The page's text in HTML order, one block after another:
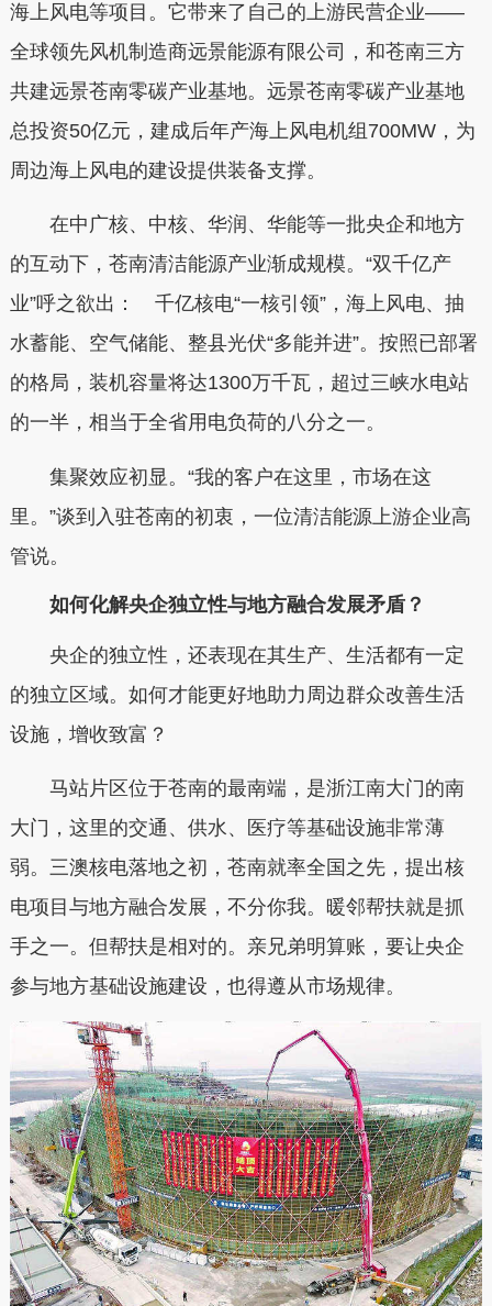
海上风电等项目。它带来了自己的上游民营企业——
全球领先风机制造商远景能源有限公司，和苍南三方
共建远景苍南零碳产业基地。远景苍南零碳产业基地
总投资50亿元，建成后年产海上风电机组700MW，为
周边海上风电的建设提供装备支撑。
在中广核、中核、华润、华能等一批央企和地方
的互动下，苍南清洁能源产业渐成规模。“双千亿产
业”呼之欲出： 千亿核电“一核引领”，海上风电、抽
水蓄能、空气储能、整县光伏“多能并进”。按照已部署
的格局，装机容量将达1300万千瓦，超过三峡水电站
的一半，相当于全省用电负荷的八分之一。
集聚效应初显。“我的客户在这里，市场在这
里。”谈到入驻苍南的初衷，一位清洁能源上游企业高
管说。
如何化解央企独立性与地方融合发展矛盾？
央企的独立性，还表现在其生产、生活都有一定
的独立区域。如何才能更好地助力周边群众改善生活
设施，增收致富？
马站片区位于苍南的最南端，是浙江南大门的南
大门，这里的交通、供水、医疗等基础设施非常薄
弱。三澳核电落地之初，苍南就率全国之先，提出核
电项目与地方融合发展，不分你我。暖邻帮扶就是抓
手之一。但帮扶是相对的。亲兄弟明算账，要让央企
参与地方基础设施建设，也得遵从市场规律。